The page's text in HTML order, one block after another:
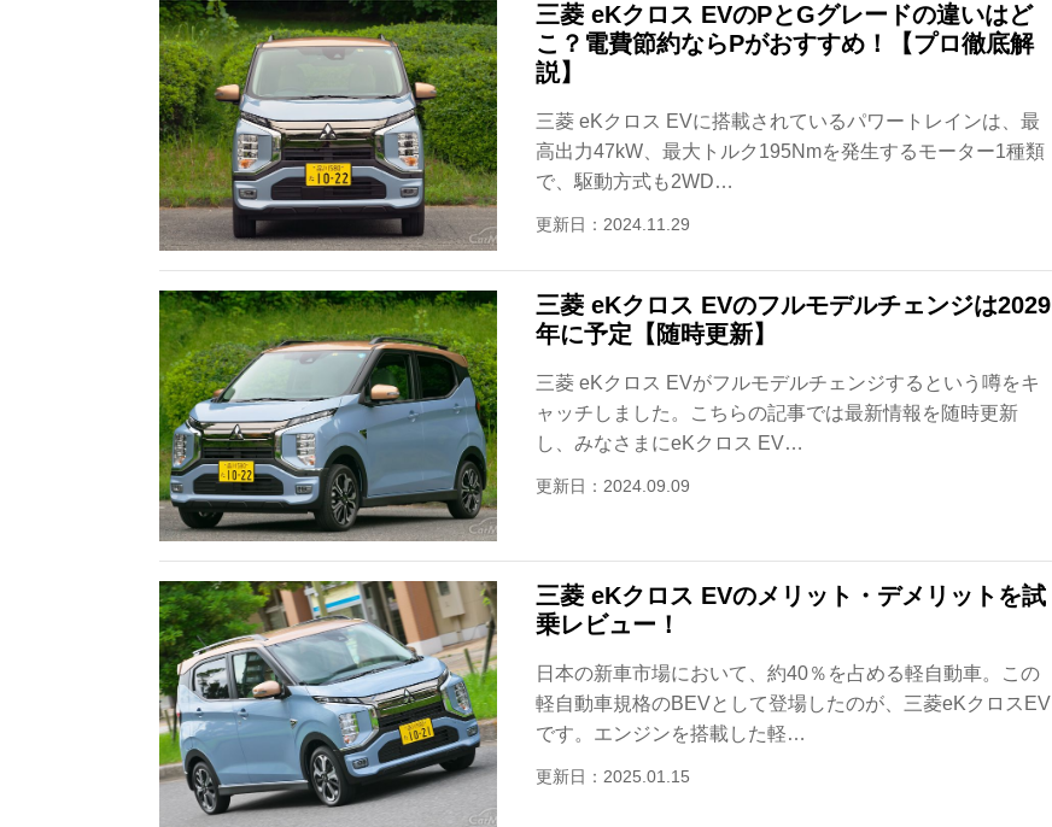
三菱 eKクロス EVのPとGグレードの違いはど
こ？電費節約ならPがおすすめ！【プロ徹底解
説】
三菱 eKクロス EVに搭載されているパワートレインは、最
高出力47kW、最大トルク195Nmを発生するモーター1種類
で、駆動方式も2WD…
更新日：2024.11.29
三菱 eKクロス EVのフルモデルチェンジは2029
年に予定【随時更新】
三菱 eKクロス EVがフルモデルチェンジするという噂をキ
ャッチしました。こちらの記事では最新情報を随時更新
し、みなさまにeKクロス EV…
更新日：2024.09.09
三菱 eKクロス EVのメリット・デメリットを試
乗レビュー！
日本の新車市場において、約40％を占める軽自動車。この
軽自動車規格のBEVとして登場したのが、三菱eKクロスEV
です。エンジンを搭載した軽…
更新日：2025.01.15